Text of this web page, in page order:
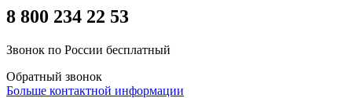
8 800 234 22 53
Звонок по России бесплатный
Обратный звонок
Больше контактной информации